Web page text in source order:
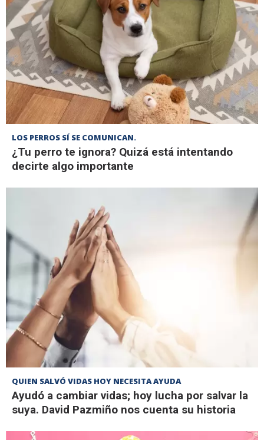
LOS PERROS SÍ SE COMUNICAN.
¿Tu perro te ignora? Quizá está intentando
decirte algo importante
QUIEN SALVÓ VIDAS HOY NECESITA AYUDA
Ayudó a cambiar vidas; hoy lucha por salvar la
suya. David Pazmiño nos cuenta su historia